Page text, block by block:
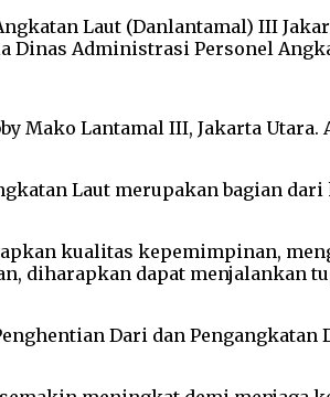
Laut (Danlantamal) III
Dinas Administrasi Personel
Mako Lantamal III, Jakarta
Laut merupakan bagian
kualitas kepemimpinan,
diharapkan dapat menjalankan
Dari dan Pengangkatan